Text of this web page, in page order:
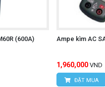
(600A) Ampe kìm AC
1,960,000 VND
ĐẶT MUA